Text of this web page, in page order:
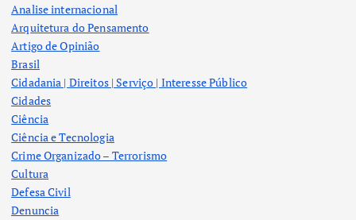
Analise internacional
Arquitetura do Pensamento
Artigo de Opinião
Brasil
Cidadania | Direitos | Serviço | Interesse Público
Cidades
Ciência
Ciência e Tecnologia
Crime Organizado – Terrorismo
Cultura
Defesa Civil
Denuncia